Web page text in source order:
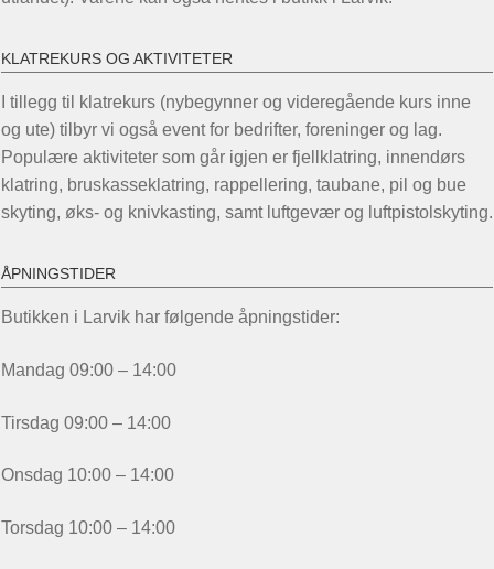
KLATREKURS OG AKTIVITETER
I tillegg til klatrekurs (nybegynner og videregående kurs inne
og ute) tilbyr vi også event for bedrifter, foreninger og lag.
Populære aktiviteter som går igjen er fjellklatring, innendørs
klatring, bruskasseklatring, rappellering, taubane, pil og bue
skyting, øks- og knivkasting, samt luftgevær og luftpistolskyting.
ÅPNINGSTIDER
Butikken i Larvik har følgende åpningstider:
Mandag 09:00 – 14:00
Tirsdag 09:00 – 14:00
Onsdag 10:00 – 14:00
Torsdag 10:00 – 14:00